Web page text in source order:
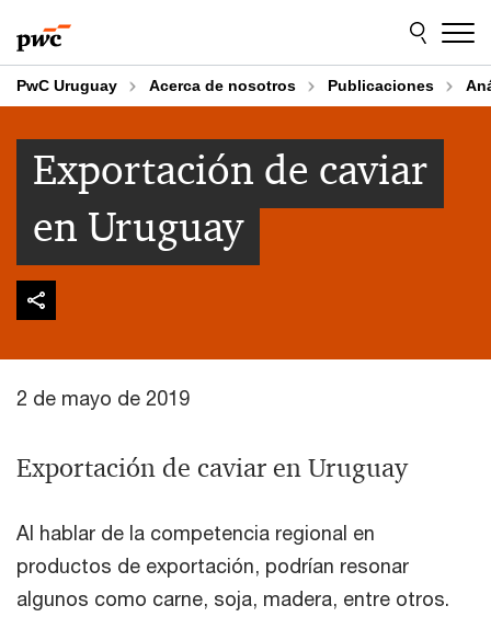
to
content
to
footer
PwC Uruguay Acerca de nosotros Publicaciones
Exportación de caviar
en Uruguay
2 de mayo de 2019
Exportación de caviar en Uruguay
Al hablar de la competencia regional en
productos de exportación, podrían resonar
algunos como carne, soja, madera, entre otros.